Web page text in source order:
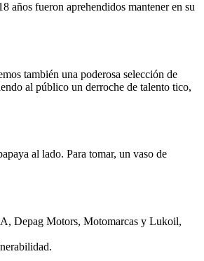
años fueron aprehendidos mantener en su
también una poderosa selección de
al público un derroche de talento tico,
al lado. Para tomar, un vaso de
Depag Motors, Motomarcas y Lukoil,